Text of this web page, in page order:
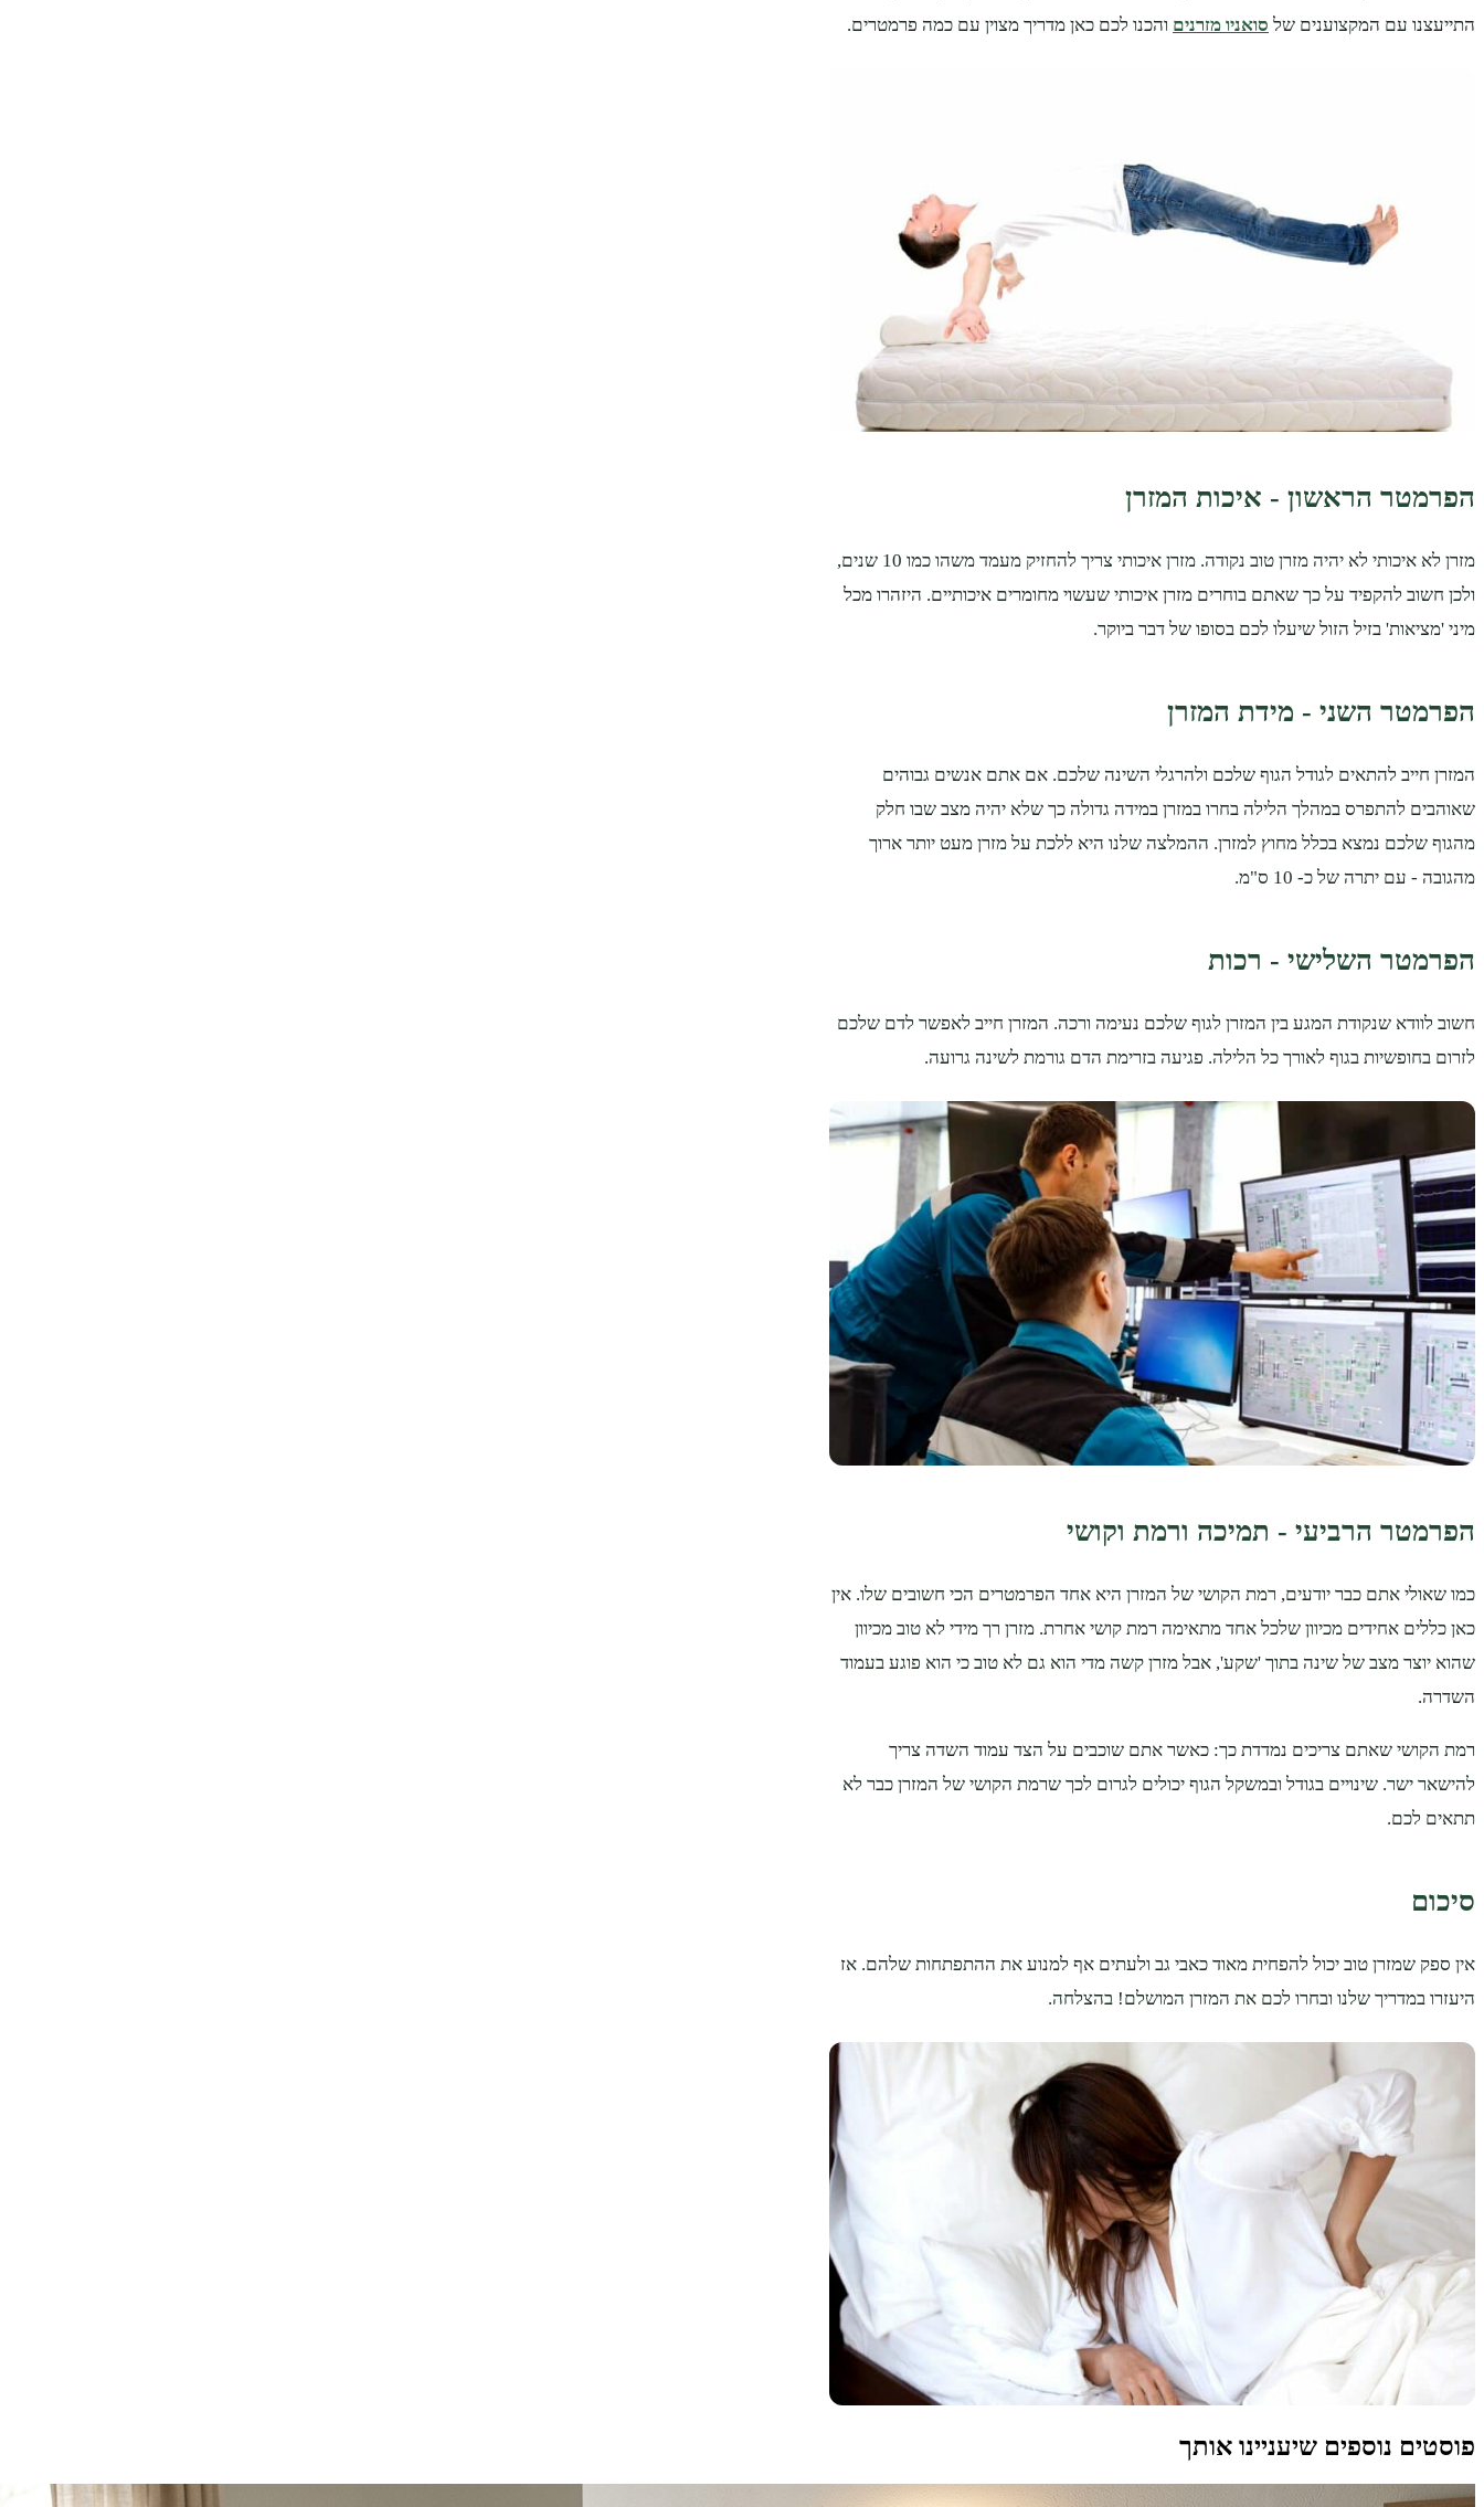
התייעצנו עם המקצוענים של סואניו מזרנים והכנו לכם כאן מדריך מצוין עם כמה פרמטרים.
הפרמטר הראשון - איכות המזרן
מזרן לא איכותי לא יהיה מזרן טוב נקודה. מזרן איכותי צריך להחזיק מעמד משהו כמו 10 שנים,
ולכן חשוב להקפיד על כך שאתם בוחרים מזרן איכותי שעשוי מחומרים איכותיים. היזהרו מכל
מיני 'מציאות' בזיל הזול שיעלו לכם בסופו של דבר ביוקר.
הפרמטר השני - מידת המזרן
המזרן חייב להתאים לגודל הגוף שלכם ולהרגלי השינה שלכם. אם אתם אנשים גבוהים
שאוהבים להתפרס במהלך הלילה בחרו במזרן במידה גדולה כך שלא יהיה מצב שבו חלק
מהגוף שלכם נמצא בכלל מחוץ למזרן. ההמלצה שלנו היא ללכת על מזרן מעט יותר ארוך
מהגובה - עם יתרה של כ- 10 ס"מ.
הפרמטר השלישי - רכות
חשוב לוודא שנקודת המגע בין המזרן לגוף שלכם נעימה ורכה. המזרן חייב לאפשר לדם שלכם
לזרום בחופשיות בגוף לאורך כל הלילה. פגיעה בזרימת הדם גורמת לשינה גרועה.
הפרמטר הרביעי - תמיכה ורמת וקושי
כמו שאולי אתם כבר יודעים, רמת הקושי של המזרן היא אחד הפרמטרים הכי חשובים שלו. אין
כאן כללים אחידים מכיוון שלכל אחד מתאימה רמת קושי אחרת. מזרן רך מידי לא טוב מכיוון
שהוא יוצר מצב של שינה בתוך 'שקע', אבל מזרן קשה מדי הוא גם לא טוב כי הוא פוגע בעמוד
השדרה.
רמת הקושי שאתם צריכים נמדדת כך: כאשר אתם שוכבים על הצד עמוד השדה צריך
להישאר ישר. שינויים בגודל ובמשקל הגוף יכולים לגרום לכך שרמת הקושי של המזרן כבר לא
תתאים לכם.
סיכום
אין ספק שמזרן טוב יכול להפחית מאוד כאבי גב ולעתים אף למנוע את ההתפתחות שלהם. אז
היעזרו במדריך שלנו ובחרו לכם את המזרן המושלם! בהצלחה.
פוסטים נוספים שיעניינו אותך